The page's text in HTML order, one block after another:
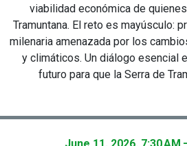
viabilidad económica de
Tramuntana. El reto es mayúsculo:
milenaria amenazada por los
y climáticos. Un diálogo esencial
futuro para que la Serra de
June 11, 2026, 7:30 AM